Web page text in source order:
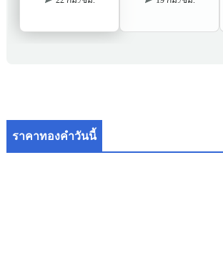
ราคาทองคำวันนี้